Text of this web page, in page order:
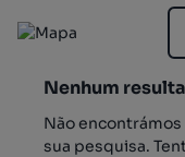
Nenhum
Não
sua pesquisa.